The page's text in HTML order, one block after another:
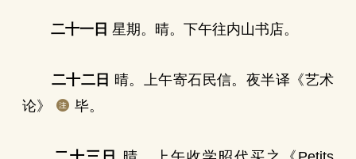
二十一日 星期。晴。下午往内山书店。
二十二日 晴。上午寄石民信。夜半译《艺术
论》
毕。